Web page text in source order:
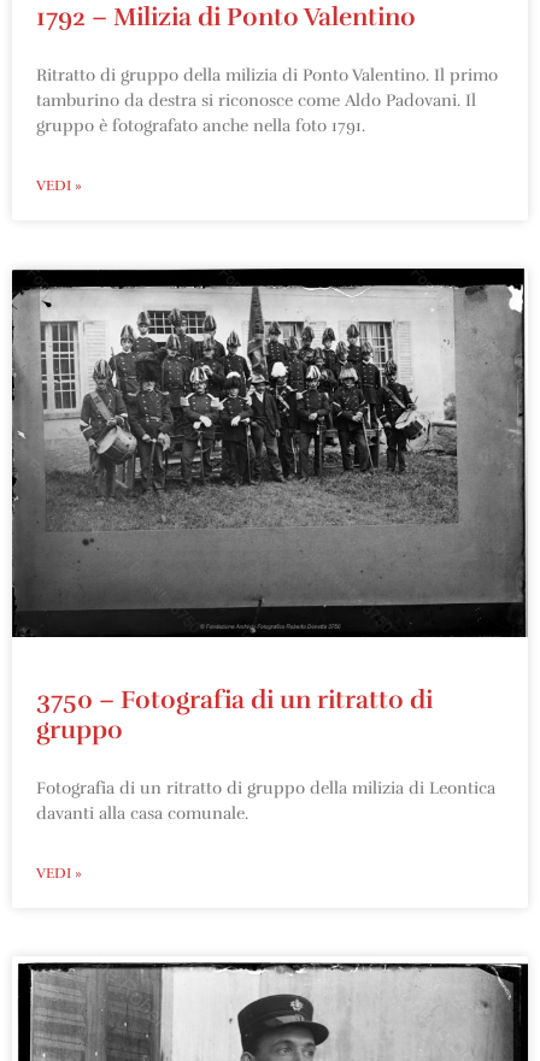
1792 – Milizia di Ponto Valentino
Ritratto di gruppo della milizia di Ponto Valentino. Il primo
tamburino da destra si riconosce come Aldo Padovani. Il
gruppo è fotografato anche nella foto 1791.
VEDI »
3750 – Fotografia di un ritratto di
gruppo
Fotografia di un ritratto di gruppo della milizia di Leontica
davanti alla casa comunale.
VEDI »